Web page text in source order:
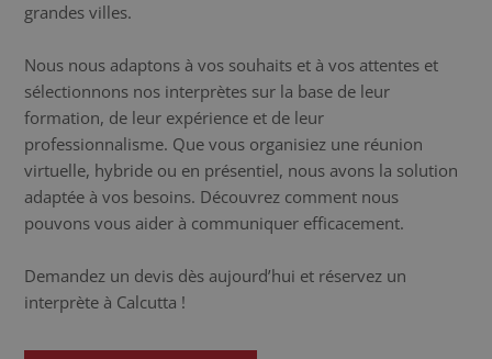
grandes villes.
Nous nous adaptons à vos souhaits et à vos attentes et
sélectionnons nos interprètes sur la base de leur
formation, de leur expérience et de leur
professionnalisme. Que vous organisiez une réunion
virtuelle, hybride ou en présentiel, nous avons la solution
adaptée à vos besoins. Découvrez comment nous
pouvons vous aider à communiquer efficacement.
Demandez un devis dès aujourd’hui et réservez un
interprète à Calcutta !